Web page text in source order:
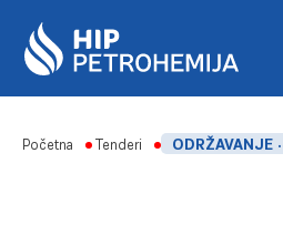
Početna Tenderi ODRŽAVANJE